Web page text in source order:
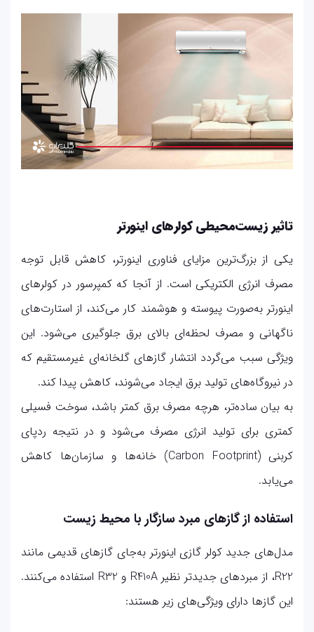
تاثیر زیست‌محیطی کولرهای اینورتر
یکی از بزرگ‌ترین مزایای فناوری اینورتر، کاهش قابل توجه
مصرف انرژی الکتریکی است. از آنجا که کمپرسور در کولرهای
اینورتر به‌صورت پیوسته و هوشمند کار می‌کند، از استارت‌های
ناگهانی و مصرف لحظه‌ای بالای برق جلوگیری می‌شود. این
ویژگی سبب می‌گردد انتشار گازهای گلخانه‌ای غیرمستقیم که
در نیروگاه‌های تولید برق ایجاد می‌شوند، کاهش پیدا کند.
به بیان ساده‌تر، هرچه مصرف برق کمتر باشد، سوخت فسیلی
کمتری برای تولید انرژی مصرف می‌شود و در نتیجه ردپای
کربنی (Carbon Footprint) خانه‌ها و سازمان‌ها کاهش
می‌یابد.
استفاده از گازهای مبرد سازگار با محیط زیست
مدل‌های جدید کولر گازی اینورتر به‌جای گازهای قدیمی مانند
R22، از مبردهای جدیدتر نظیر R410A و R32 استفاده می‌کنند.
این گازها دارای ویژگی‌های زیر هستند: